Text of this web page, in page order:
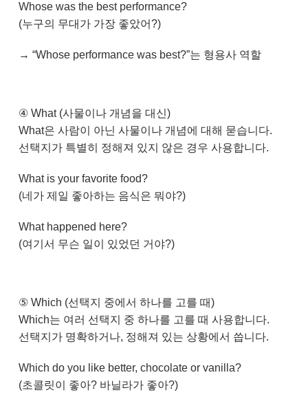
Whose was the best performance?
(누구의 무대가 가장 좋았어?)
→ “Whose performance was best?”는 형용사 역할
④ What (사물이나 개념을 대신)
What은 사람이 아닌 사물이나 개념에 대해 묻습니다.
선택지가 특별히 정해져 있지 않은 경우 사용합니다.
What is your favorite food?
(네가 제일 좋아하는 음식은 뭐야?)
What happened here?
(여기서 무슨 일이 있었던 거야?)
⑤ Which (선택지 중에서 하나를 고를 때)
Which는 여러 선택지 중 하나를 고를 때 사용합니다.
선택지가 명확하거나, 정해져 있는 상황에서 씁니다.
Which do you like better, chocolate or vanilla?
(초콜릿이 좋아? 바닐라가 좋아?)